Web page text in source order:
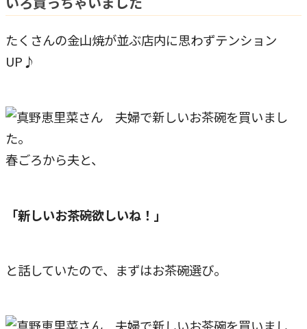
たくさんの金山焼が並ぶ店内に思わずテンション
UP♪
春ごろから夫と、
「新しいお茶碗欲しいね！」
と話していたので、まずはお茶碗選び。